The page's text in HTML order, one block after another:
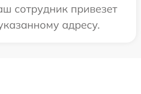
сотрудник привезет
адресу.